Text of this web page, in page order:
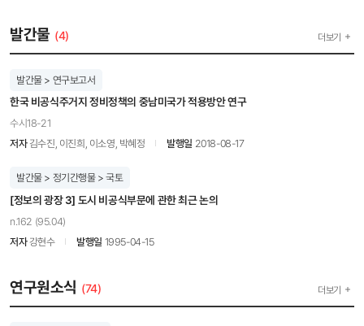
발간물 (4) 더보기
발간물 > 연구보고서
한국 비공식주거지 정비정책의 중남미국가 적용방안 연구
수시18-21
저자김수진, 이진희, 이소영, 박혜정 발행일 2018-08-17
발간물 > 정기간행물 > 국토
[정보의 광장 3] 도시 비공식부문에 관한 최근 논의
n.162 (95.04)
저자강현수 발행일 1995-04-15
연구원소식 (74) 더보기